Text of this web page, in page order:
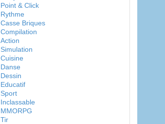
Point & Click
Rythme
Casse Briques
Compilation
Action
Simulation
Cuisine
Danse
Dessin
Educatif
Sport
Inclassable
MMORPG
Tir